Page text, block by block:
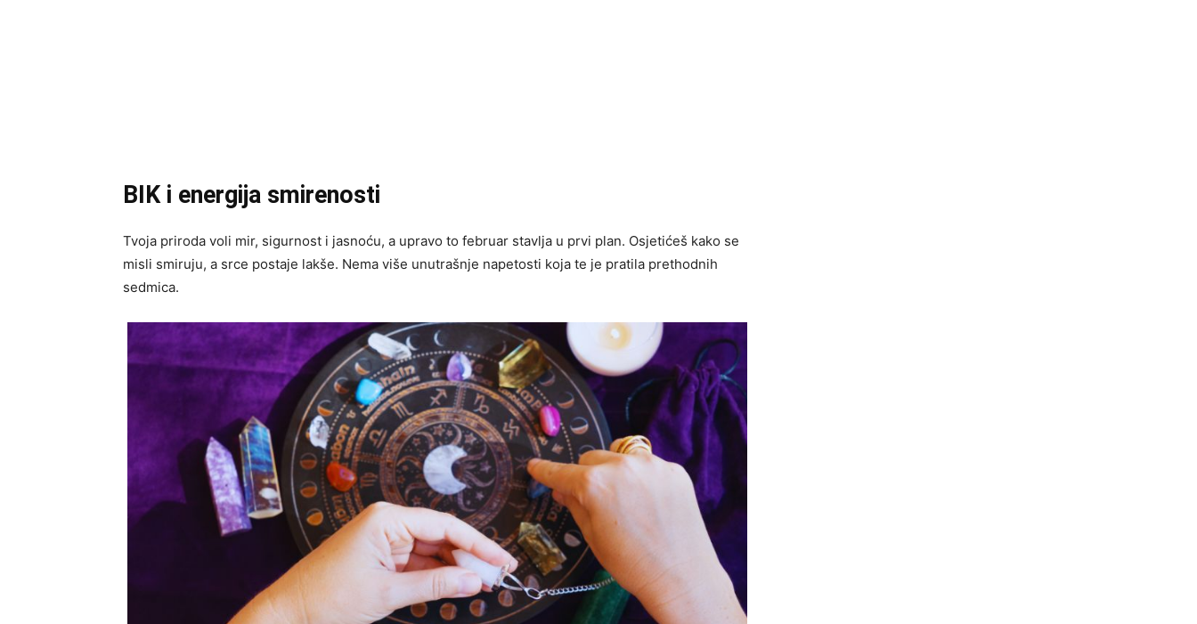
BIK i energija smirenosti
Tvoja priroda voli mir, sigurnost i jasnoću, a upravo to februar stavlja u prvi plan. Osjetićeš kako se
misli smiruju, a srce postaje lakše. Nema više unutrašnje napetosti koja te je pratila prethodnih
sedmica.